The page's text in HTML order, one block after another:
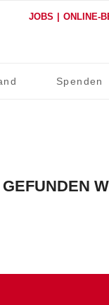
JOBS ONLINE-
Spenden